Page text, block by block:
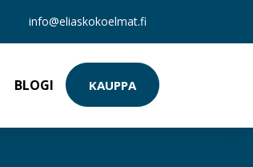
info@eliaskokoelmat.fi
BLOGI KAUPPA